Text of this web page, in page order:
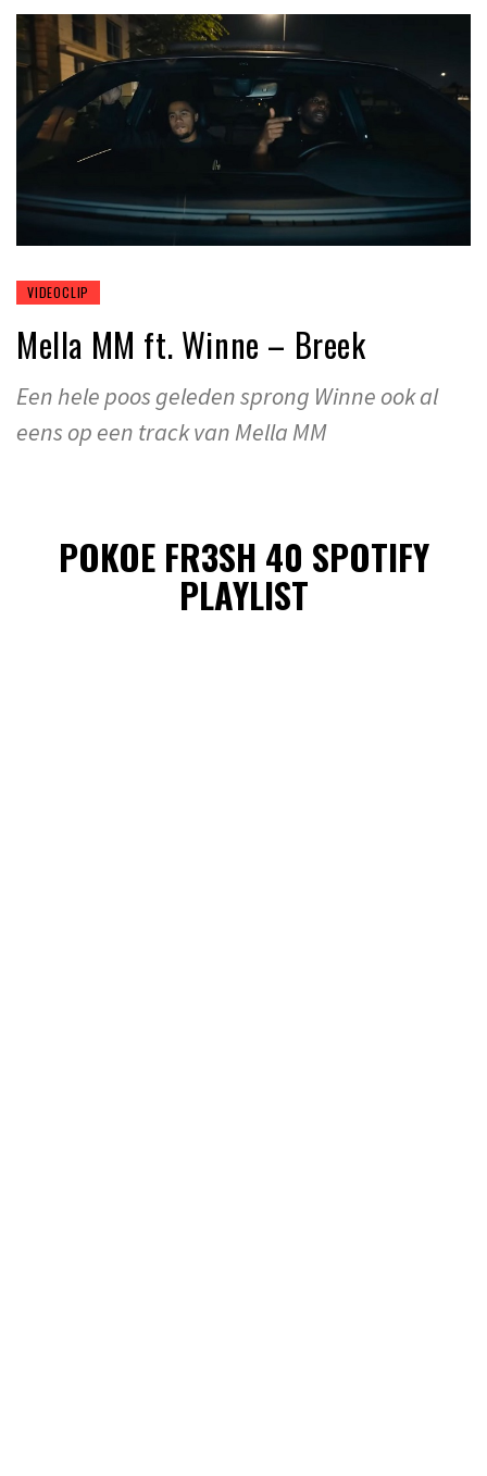
VIDEOCLIP
Mella MM ft. Winne – Breek
Een hele poos geleden sprong Winne ook al
eens op een track van Mella MM
POKOE FR3SH 40 SPOTIFY
PLAYLIST